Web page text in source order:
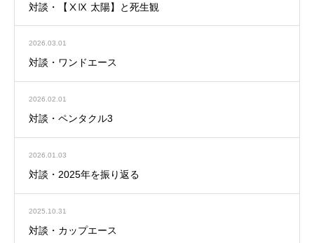
対談・【ⅩⅨ 太陽】と死生観
2026.03.01
対談・ワンドエース
2026.02.01
対談・ペンタクル3
2026.01.03
対談・2025年を振り返る
2025.10.31
対談・カップエース